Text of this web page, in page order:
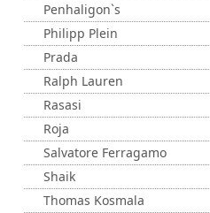
Penhaligon`s
Philipp Plein
Prada
Ralph Lauren
Rasasi
Roja
Salvatore Ferragamo
Shaik
Thomas Kosmala